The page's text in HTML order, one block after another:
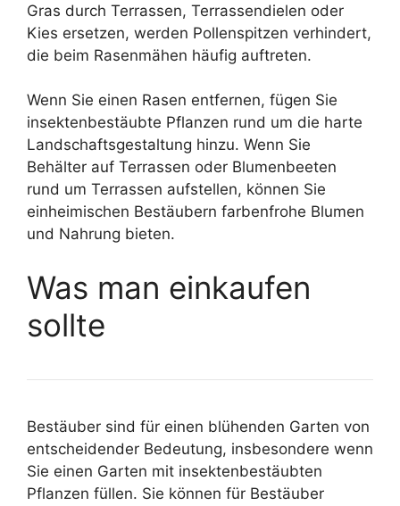
Gras durch Terrassen, Terrassendielen oder
Kies ersetzen, werden Pollenspitzen verhindert,
die beim Rasenmähen häufig auftreten.
Wenn Sie einen Rasen entfernen, fügen Sie
insektenbestäubte Pflanzen rund um die harte
Landschaftsgestaltung hinzu. Wenn Sie
Behälter auf Terrassen oder Blumenbeeten
rund um Terrassen aufstellen, können Sie
einheimischen Bestäubern farbenfrohe Blumen
und Nahrung bieten.
Was man einkaufen
sollte
Bestäuber sind für einen blühenden Garten von
entscheidender Bedeutung, insbesondere wenn
Sie einen Garten mit insektenbestäubten
Pflanzen füllen. Sie können für Bestäuber